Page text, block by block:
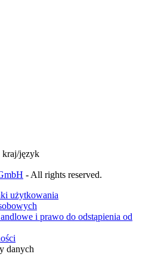
kraj/język
- All rights reserved.
użytkowania
i prawo do odstąpienia od
danych